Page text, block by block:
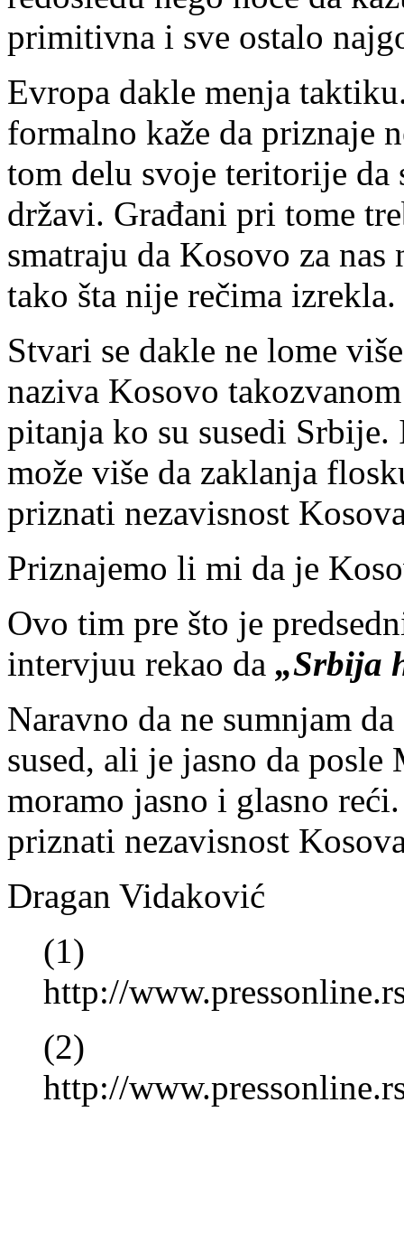
primitivna i sve ostalo
Evropa dakle menja
formalno kaže da priznaje
tom delu svoje teritorije da
državi. Građani pri tome
smatraju da Kosovo za
tako šta nije rečima izrekla.
Stvari se dakle ne lome
naziva Kosovo
pitanja ko su susedi
može više da zaklanja
priznati nezavisnost
Priznajemo li mi da je
Ovo tim pre što je
intervjuu rekao da „Srbija
Naravno da ne sumnjam
sused, ali je jasno da
moramo jasno i glasno
priznati nezavisnost
Dragan Vidaković
(1)
http://
(2)
http://